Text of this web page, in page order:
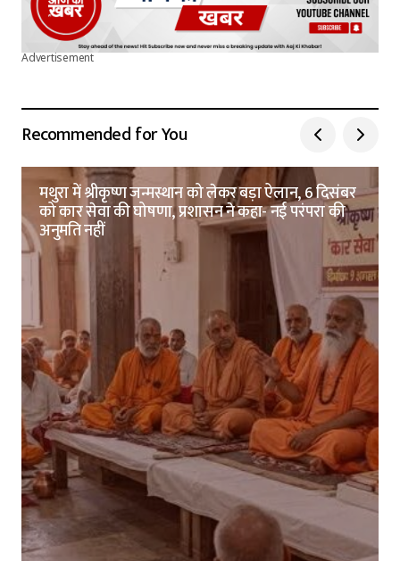
Advertisement
Recommended for You
मथुरा में श्रीकृष्ण जन्मस्थान को लेकर बड़ा ऐलान, 6 दिसंबर
को कार सेवा की घोषणा, प्रशासन ने कहा- नई परंपरा की
अनुमति नहीं